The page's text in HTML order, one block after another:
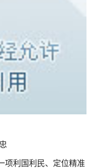
项利国利民、定位精准